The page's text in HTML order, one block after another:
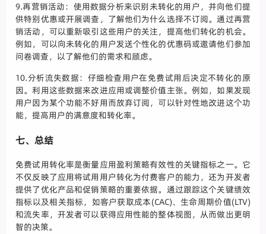
9.再营销活动：使用数据分析来识别未转化的用户，并向他们提
供特别优惠或开展调查，了解他们为什么选择不订阅。通过再营
销活动，可以重新吸引这些用户的关注，提高他们转化的机会。
例如，可以向未转化的用户发送个性化的优惠码或邀请他们参加
问卷调查，以了解他们的需求和顾虑。
10.分析流失数据：仔细检查用户在免费试用后决定不转化的原
因。利用这些数据来改进应用或调整价值主张。例如，如果发现
用户因为某个功能不好用而放弃订阅，可以针对性地改进这个功
能，提高用户的满意度和转化率。
七、总结
免费试用转化率是衡量应用盈利策略有效性的关键指标之一。它
不仅反映了应用将试用用户转化为付费客户的能力，还为开发者
提供了优化产品和促销策略的重要依据。通过跟踪这个关键绩效
指标以及相关指标，如客户获取成本(CAC)、生命周期价值(LTV)
和流失率，开发者可以获得应用性能的整体视图，从而做出更明
智的决策。